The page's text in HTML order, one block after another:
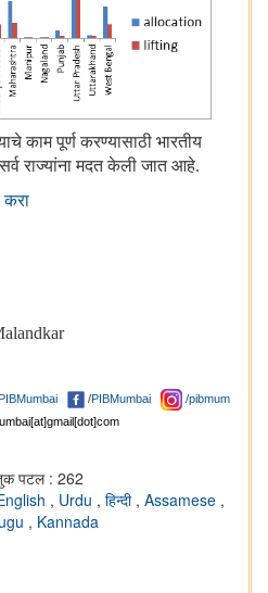
काम पूर्ण करण्यासाठी भारतीय
राज्यांना मदत केली जात आहे.
करा
/PIBMumbai
/pibmum
पटल : 262
, Urdu , हिन्दी , Assamese ,
, Kannada